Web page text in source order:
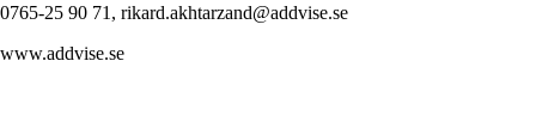
0765-25 90 71, rikard.akhtarzand@addvise.se
www.addvise.se